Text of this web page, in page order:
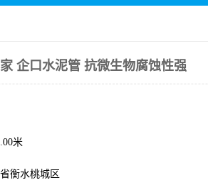
企口水泥管 抗微生物腐蚀性强
米
衡水桃城区